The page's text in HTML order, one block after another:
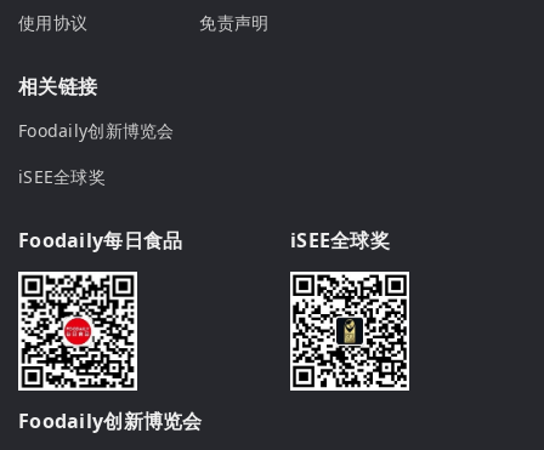
使用协议
免责声明
相关链接
Foodaily创新博览会
iSEE全球奖
Foodaily每日食品 iSEE全球奖
Foodaily创新博览会